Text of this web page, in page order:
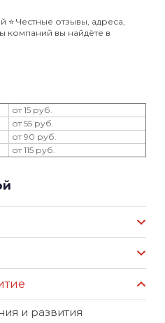
Честные отзывы, адреса,
вы найдёте в
от 15 руб.
от 55 руб.
от 90 руб.
от 115 руб.
и развития